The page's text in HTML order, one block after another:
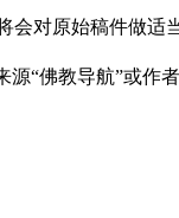
会对原始稿件做适
“佛教导航”或作者